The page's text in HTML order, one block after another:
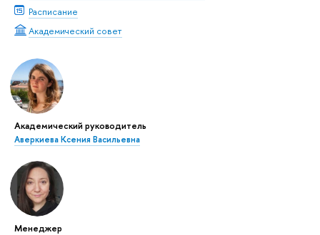
Расписание
Академический совет
Академический руководитель
Аверкиева Ксения Васильевна
Менеджер